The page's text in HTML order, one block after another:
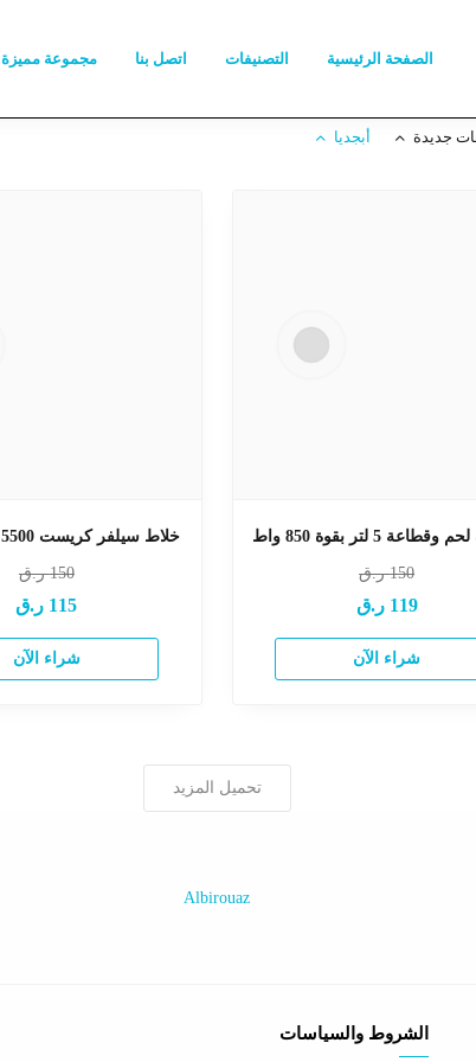
الصفحة الرئيسية التصنيفات اتصل بنا مجموعة مميزة
جديدة أبجديا
5 لتر بقوة 850 واط
150ر.ق
119 ر.ق
شراء الآن
خلاط سيلفر كريست 5500 واط بوعائين
150ر.ق
115 ر.ق
شراء الآن
تحميل المزيد
Albirouaz
الشروط والسياسات